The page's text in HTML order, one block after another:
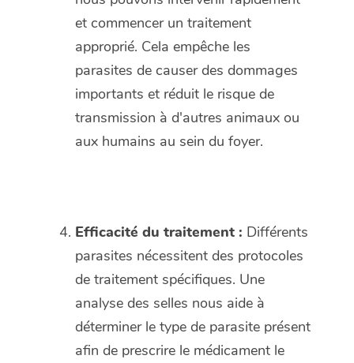
et commencer un traitement
approprié. Cela empêche les
parasites de causer des dommages
importants et réduit le risque de
transmission à d'autres animaux ou
aux humains au sein du foyer.
Efficacité du traitement : Différents
parasites nécessitent des protocoles
de traitement spécifiques. Une
analyse des selles nous aide à
déterminer le type de parasite présent
afin de prescrire le médicament le